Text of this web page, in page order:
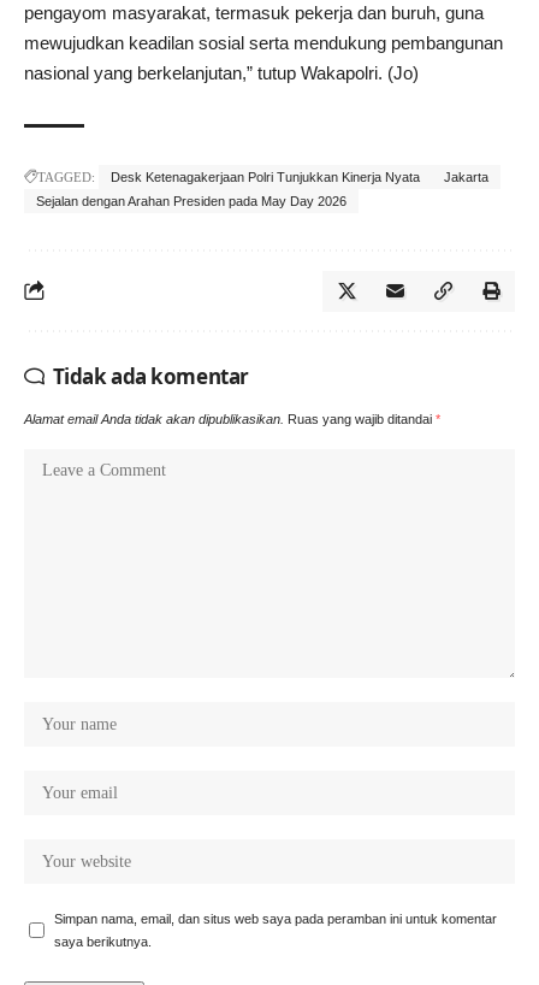
pengayom masyarakat, termasuk pekerja dan buruh, guna
mewujudkan keadilan sosial serta mendukung pembangunan
nasional yang berkelanjutan,” tutup Wakapolri. (Jo)
TAGGED: Desk Ketenagakerjaan Polri Tunjukkan Kinerja Nyata
Jakarta
Sejalan dengan Arahan Presiden pada May Day 2026
Tidak ada komentar
Alamat email Anda tidak akan dipublikasikan. Ruas yang wajib ditandai *
Simpan nama, email, dan situs web saya pada peramban ini untuk komentar
saya berikutnya.